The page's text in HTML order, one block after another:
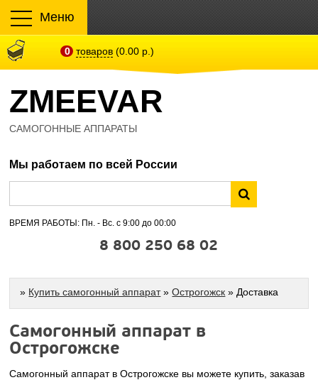
Меню
0 товаров (0.00 р.)
ZMEEVAR
САМОГОННЫЕ АППАРАТЫ
Мы работаем по всей России
ВРЕМЯ РАБОТЫ: Пн. - Вс. с 9:00 до 00:00
8 800 250 68 02
» Купить самогонный аппарат»Острогожск » Доставка
Самогонный аппарат в
Острогожске
Самогонный аппарат в Острогожске вы можете купить, заказав